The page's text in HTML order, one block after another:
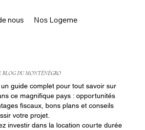
nous Nos Logements
BLOG DU MONTÉNÉGRO
guide complet pour tout savoir sur
ce magnifique pays : opportunités
fiscaux, bons plans et conseils
votre projet.
investir dans la location courte durée